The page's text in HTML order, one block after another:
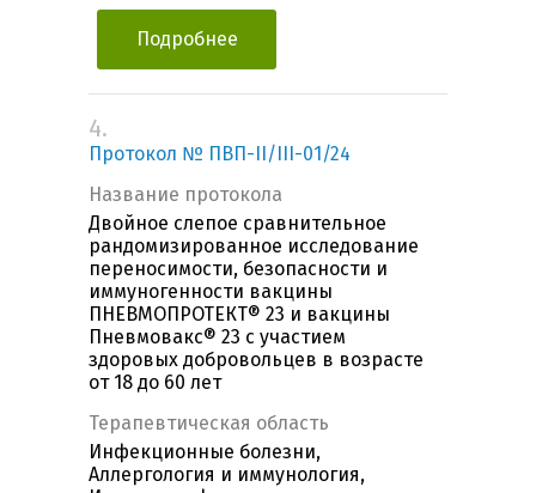
Подробнее
4.
Протокол № ПВП-II/III-01/24
Название протокола
Двойное слепое сравнительное
рандомизированное исследование
переносимости, безопасности и
иммуногенности вакцины
ПНЕВМОПРОТЕКТ® 23 и вакцины
Пневмовакс® 23 с участием
здоровых добровольцев в возрасте
от 18 до 60 лет
Терапевтическая область
Инфекционные болезни,
Аллергология и иммунология,